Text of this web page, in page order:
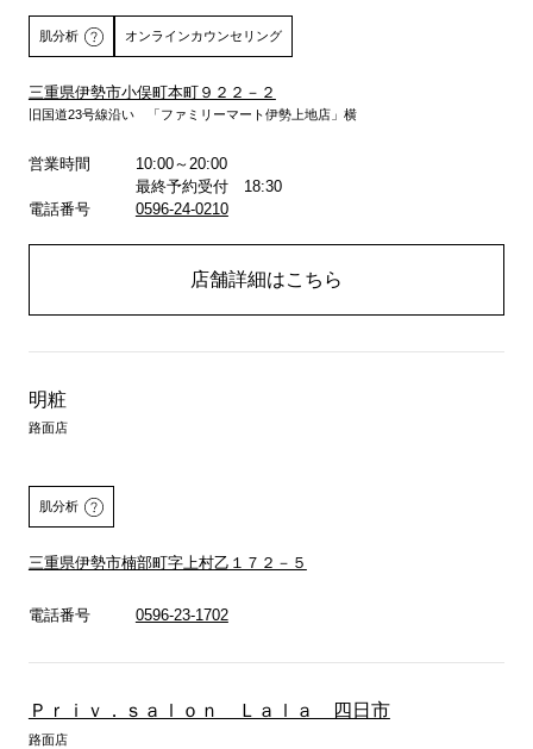
肌分析
詳しくはこちら
オンラインカウンセリング
三重県伊勢市小俣町本町９２２－２
旧国道23号線沿い 「ファミリーマート伊勢上地店」横
営業時間
10:00～20:00
最終予約受付 18:30
電話番号
0596-24-0210
店舗詳細はこちら
明粧
路面店
肌分析
三重県伊勢市楠部町字上村乙１７２－５
電話番号 0596-23-1702
Ｐｒｉｖ．ｓａｌｏｎ Ｌａｌａ 四日市
路面店